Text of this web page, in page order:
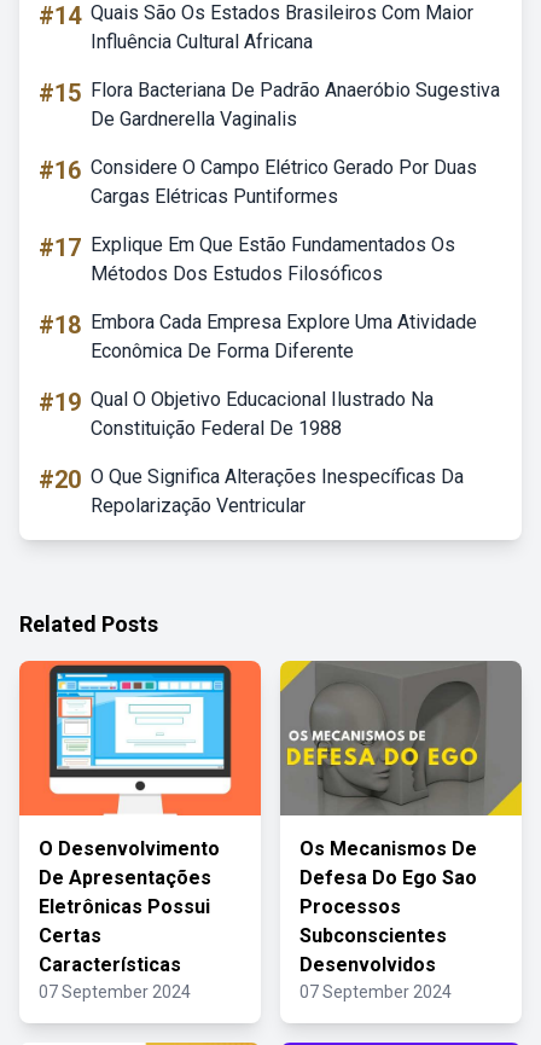
#14 Quais São Os Estados Brasileiros Com Maior
Influência Cultural Africana
#15 Flora Bacteriana De Padrão Anaeróbio Sugestiva
De Gardnerella Vaginalis
#16 Considere O Campo Elétrico Gerado Por Duas
Cargas Elétricas Puntiformes
#17 Explique Em Que Estão Fundamentados Os
Métodos Dos Estudos Filosóficos
#18 Embora Cada Empresa Explore Uma Atividade
Econômica De Forma Diferente
#19 Qual O Objetivo Educacional Ilustrado Na
Constituição Federal De 1988
#20 O Que Significa Alterações Inespecíficas Da
Repolarização Ventricular
Related Posts
O Desenvolvimento
De Apresentações
Eletrônicas Possui
Certas
Características
07 September 2024
Os Mecanismos De
Defesa Do Ego Sao
Processos
Subconscientes
Desenvolvidos
07 September 2024